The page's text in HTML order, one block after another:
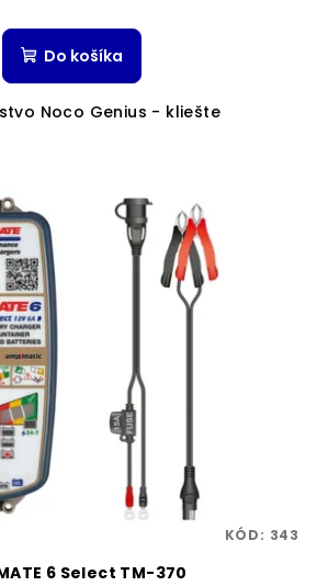
Do košíka
Noco Genius - kliešte
6 Select TM-370
KÓD: 343